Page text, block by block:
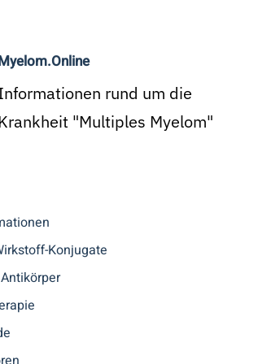
rund um die
"Multiples Myelom"
Konjugate